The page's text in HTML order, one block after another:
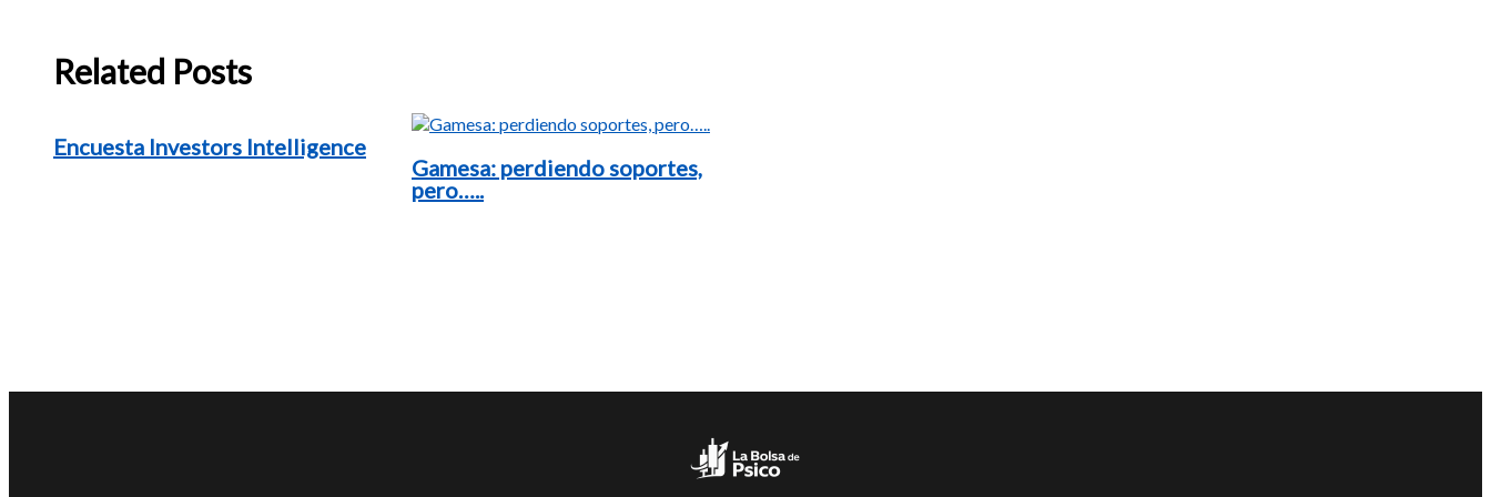
Related Posts
Encuesta Investors Intelligence
Gamesa: perdiendo soportes,
pero…..